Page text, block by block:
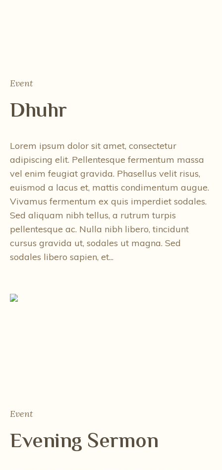
Event
Dhuhr
Lorem ipsum dolor sit amet, consectetur
adipiscing elit. Pellentesque fermentum massa
vel enim feugiat gravida. Phasellus velit risus,
euismod a lacus et, mattis condimentum augue.
Vivamus fermentum ex quis imperdiet sodales.
Sed aliquam nibh tellus, a rutrum turpis
pellentesque ac. Nulla nibh libero, tincidunt
cursus gravida ut, sodales ut magna. Sed
sodales libero sapien, et...
Event
Evening Sermon